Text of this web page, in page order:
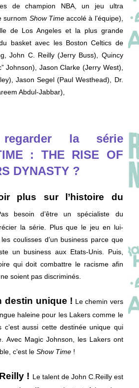
de champion NBA, un jeu ultra
surnom Show Timeaccolé à l’équipe),
de Los Angeles et la plus grande
basket avec les Boston Celtics de
John C. Reilly (Jerry Buss), Quincy
Johnson), Jason Clarke (Jerry West),
Jason Segel (Paul Westhead), Dr.
Abdul-Jabbar),
regarder la série
: THE RISE OF
DYNASTY ?
plus sur l’histoire du
besoin d’être un spécialiste du
la série. Plus que le jeu en lui-
coulisses d’un business parce que
un business aux Etats-Unis. Puis,
qui doit combattre le racisme afin
soient pas discriminés.
destin unique ! Le chemin vers
haleine pour les Lakers comme le
c’est aussi cette destinée unique qui
Avec Magic Johnson, les Lakers ont
c’est le Show Time !
! Le talent de John C.Reilly est